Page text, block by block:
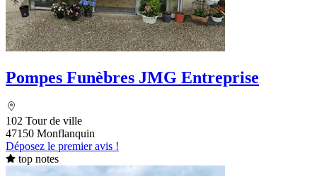
Pompes Funèbres JMG Entreprise
102 Tour de ville
47150 Monflanquin
Déposez le premier avis !
top notes